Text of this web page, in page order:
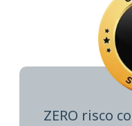
ZERO risco